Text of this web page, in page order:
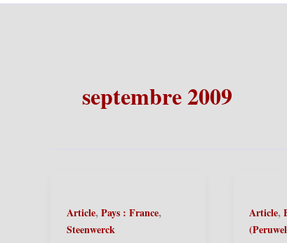
septembre 2009
Article,Pays : France,
Steenwerck
Article,